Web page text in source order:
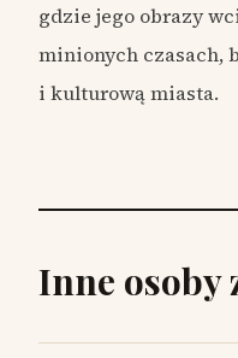
gdzie jego obrazy
minionych czasach,
i kulturową miasta.
Inne osoby